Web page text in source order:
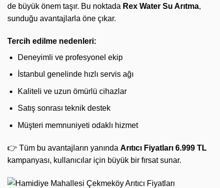
de büyük önem taşır. Bu noktada Rex Water Su Arıtma,
sunduğu avantajlarla öne çıkar.
Tercih edilme nedenleri:
Deneyimli ve profesyonel ekip
İstanbul genelinde hızlı servis ağı
Kaliteli ve uzun ömürlü cihazlar
Satış sonrası teknik destek
Müşteri memnuniyeti odaklı hizmet
👉 Tüm bu avantajların yanında Arıtıcı Fiyatları 6.999 TL
kampanyası, kullanıcılar için büyük bir fırsat sunar.